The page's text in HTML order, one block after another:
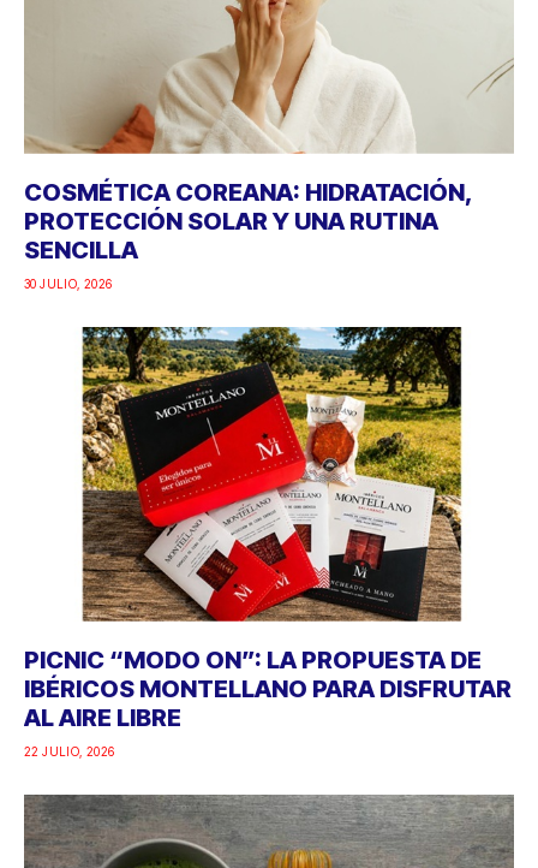
COSMÉTICA COREANA: HIDRATACIÓN,
PROTECCIÓN SOLAR Y UNA RUTINA
SENCILLA
30 JULIO, 2026
PICNIC “MODO ON”: LA PROPUESTA DE
IBÉRICOS MONTELLANO PARA DISFRUTAR
AL AIRE LIBRE
22 JULIO, 2026